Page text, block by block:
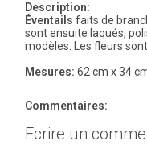
Description:
Éventails faits de
sont ensuite laqués,
modèles. Les fleurs
Mesures: 62 cm x 34
Commentaires:
Ecrire un